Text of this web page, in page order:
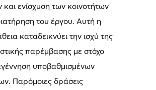
ενίσχυση των κοινοτήτων
του έργου. Αυτή η
καταδεικνύει την ισχύ της
παρέμβασης με στόχο
υποβαθμισμένων
Παρόμοιες δράσεις